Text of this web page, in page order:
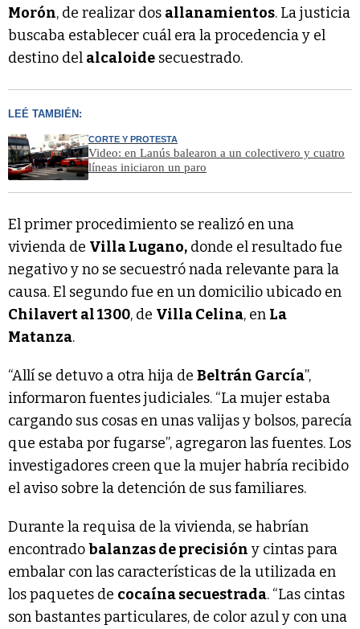
Morón, de realizar dos allanamientos. La justicia
buscaba establecer cuál era la procedencia y el
destino del alcaloide secuestrado.
LEÉ TAMBIÉN:
CORTE Y PROTESTA
Video: en Lanús balearon a un colectivero y cuatro
líneas iniciaron un paro
El primer procedimiento se realizó en una
vivienda de Villa Lugano, donde el resultado fue
negativo y no se secuestró nada relevante para la
causa. El segundo fue en un domicilio ubicado en
Chilavert al 1300, de Villa Celina, en La
Matanza.
“Allí se detuvo a otra hija de Beltrán García”,
informaron fuentes judiciales. “La mujer estaba
cargando sus cosas en unas valijas y bolsos, parecía
que estaba por fugarse”, agregaron las fuentes. Los
investigadores creen que la mujer habría recibido
el aviso sobre la detención de sus familiares.
Durante la requisa de la vivienda, se habrían
encontradobalanzas de precisión y cintas para
embalar con las características de la utilizada en
los paquetes de cocaína secuestrada. “Las cintas
son bastantes particulares, de color azul y con una